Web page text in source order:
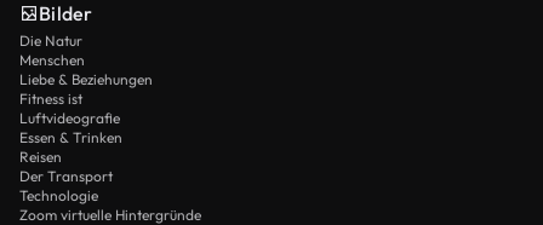
Bilder
Die Natur
Menschen
Liebe & Beziehungen
Fitness ist
Luftvideografie
Essen & Trinken
Reisen
Der Transport
Technologie
Zoom virtuelle Hintergründe